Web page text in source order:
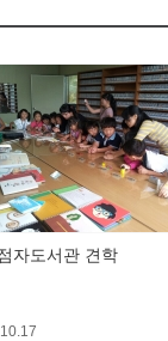
자도서관 견학